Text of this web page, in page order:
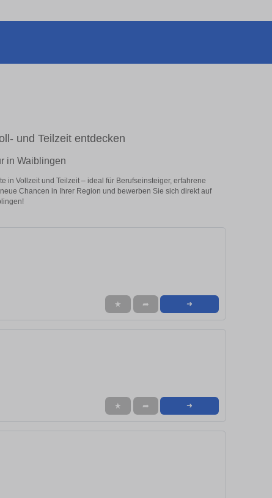
und Teilzeit entdecken
in Waiblingen
in Vollzeit und Teilzeit – ideal für Berufseinsteiger, erfahrene
Chancen in Ihrer Region und bewerben Sie sich direkt auf
★ ➦ ➜
★ ➦ ➜